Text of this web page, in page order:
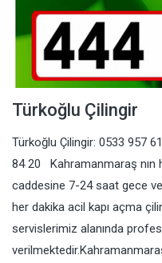
Türkoğlu Çilingir
Türkoğlu Çilingir: 0533 957
84 20 Kahramanmaraş nın
caddesine 7-24 saat gece
her dakika acil kapı açma
servislerimiz alanında